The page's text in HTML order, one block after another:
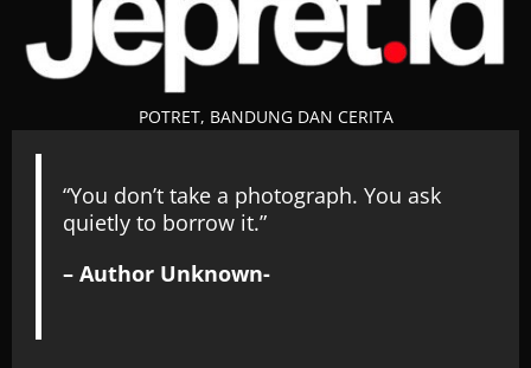
POTRET, BANDUNG DAN CERITA
“You don’t take a photograph. You ask
quietly to borrow it.”
– Author Unknown-